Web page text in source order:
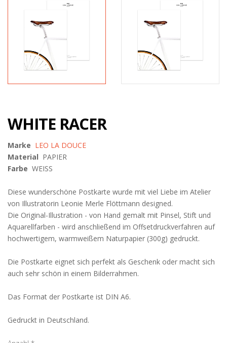
WHITE RACER
Marke LEO LA DOUCE
Material PAPIER
Farbe WEISS
Diese wunderschöne Postkarte wurde mit viel Liebe im Atelier
von Illustratorin Leonie Merle Flöttmann designed.
Die Original-Illustration - von Hand gemalt mit Pinsel, Stift und
Aquarellfarben - wird anschließend im Offsetdruckverfahren auf
hochwertigem, warmweißem Naturpapier (300g) gedruckt.
Die Postkarte eignet sich perfekt als Geschenk oder macht sich
auch sehr schön in einem Bilderrahmen.
Das Format der Postkarte ist DIN A6.
Gedruckt in Deutschland.